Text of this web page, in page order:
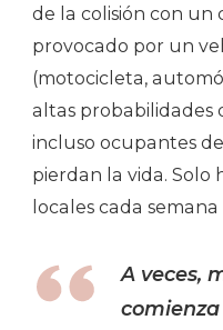
de la colisión con un
provocado por un
(motocicleta,
altas probabilidades
incluso ocupantes
pierdan la vida. Solo
locales cada
A veces,